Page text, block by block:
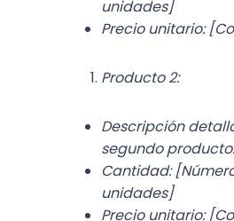
unidades]
Precio unitario:
Producto 2:
Descripción
segundo producto.
Cantidad:
unidades]
Precio unitario: